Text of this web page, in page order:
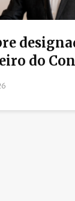
do